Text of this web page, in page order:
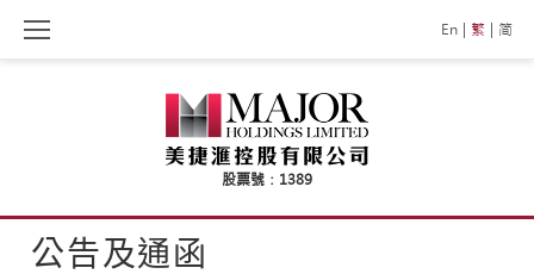
Skip
En 繁 简
公告及通函